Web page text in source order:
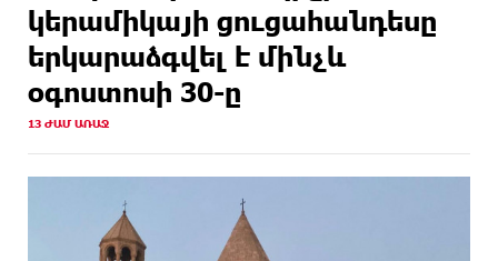
կերամիկայի ցուցահանդեսը
երկարաձգվել է մինչև
օգոստոսի 30-ը
13 ԺԱՄ ԱՌԱՋ